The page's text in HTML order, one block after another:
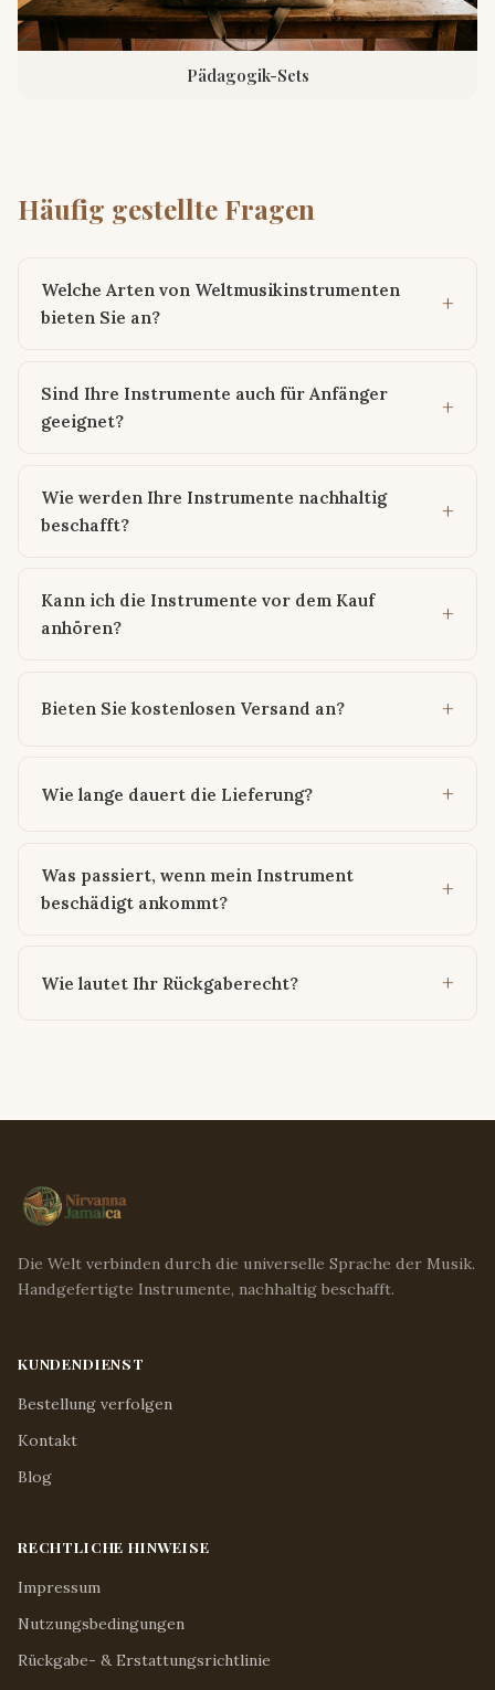
Pädagogik-Sets
Häufig gestellte Fragen
Welche Arten von Weltmusikinstrumenten
bieten Sie an?
Sind Ihre Instrumente auch für Anfänger
geeignet?
Wie werden Ihre Instrumente nachhaltig
beschafft?
Kann ich die Instrumente vor dem Kauf
anhören?
Bieten Sie kostenlosen Versand an?
Wie lange dauert die Lieferung?
Was passiert, wenn mein Instrument
beschädigt ankommt?
Wie lautet Ihr Rückgaberecht?
Die Welt verbinden durch die universelle Sprache der Musik.
Handgefertigte Instrumente, nachhaltig beschafft.
KUNDENDIENST
Bestellung verfolgen
Kontakt
Blog
RECHTLICHE HINWEISE
Impressum
Nutzungsbedingungen
Rückgabe- & Erstattungsrichtlinie